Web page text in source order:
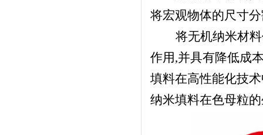
将宏观物体的尺寸
将无机纳米材
作用,并具有降低成
填料在高性能化技
纳米填料在色母粒